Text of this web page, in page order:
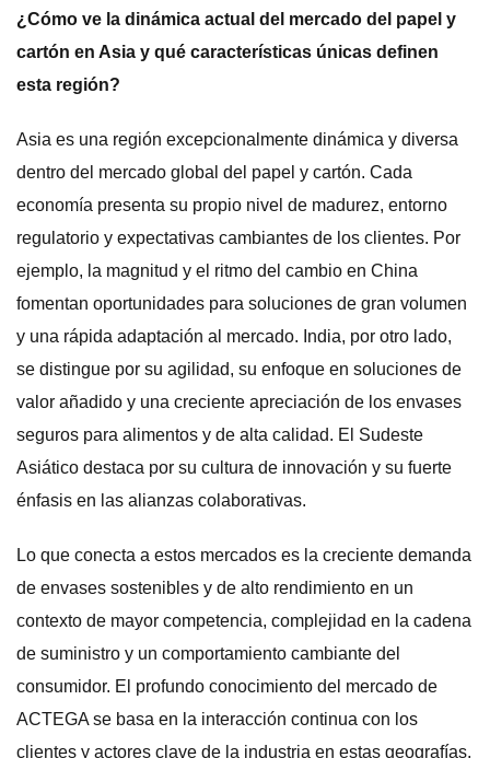
¿Cómo ve la dinámica actual del mercado del papel y
cartón en Asia y qué características únicas definen
esta región?
Asia es una región excepcionalmente dinámica y diversa
dentro del mercado global del papel y cartón. Cada
economía presenta su propio nivel de madurez, entorno
regulatorio y expectativas cambiantes de los clientes. Por
ejemplo, la magnitud y el ritmo del cambio en China
fomentan oportunidades para soluciones de gran volumen
y una rápida adaptación al mercado. India, por otro lado,
se distingue por su agilidad, su enfoque en soluciones de
valor añadido y una creciente apreciación de los envases
seguros para alimentos y de alta calidad. El Sudeste
Asiático destaca por su cultura de innovación y su fuerte
énfasis en las alianzas colaborativas.
Lo que conecta a estos mercados es la creciente demanda
de envases sostenibles y de alto rendimiento en un
contexto de mayor competencia, complejidad en la cadena
de suministro y un comportamiento cambiante del
consumidor. El profundo conocimiento del mercado de
ACTEGA se basa en la interacción continua con los
clientes y actores clave de la industria en estas geografías,